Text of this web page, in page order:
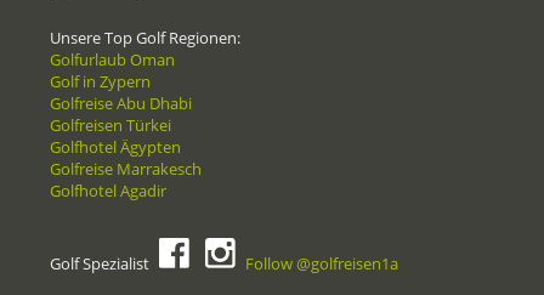
Unsere Top Golf Regionen:
Golfurlaub Oman
Golf in Zypern
Golfreise Abu Dhabi
Golfreisen Türkei
Golfhotel Ägypten
Golfreise Marrakesch
Golfhotel Agadir
Golf Spezialist Follow @golfreisen1a